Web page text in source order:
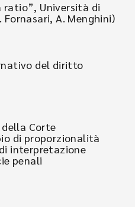
ratio”, Università di
A. Menghini)
del diritto
Corte
di proporzionalità
interpretazione
penali